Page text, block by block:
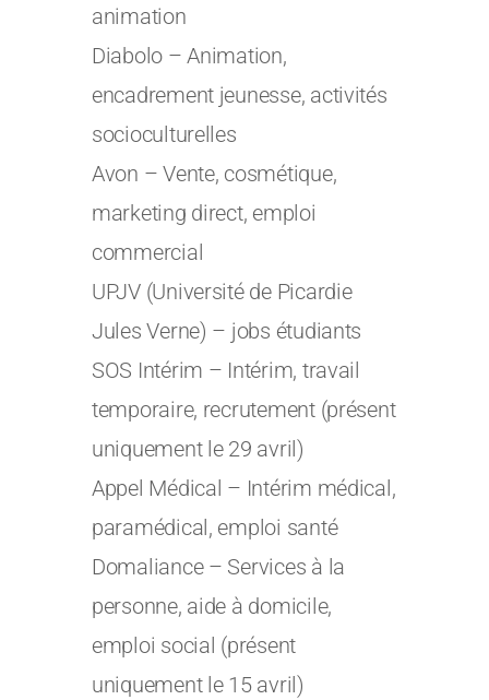
animation
Diabolo – Animation,
encadrement jeunesse, activités
socioculturelles
Avon – Vente, cosmétique,
marketing direct, emploi
commercial
UPJV (Université de Picardie
Jules Verne) – jobs étudiants
SOS Intérim – Intérim, travail
temporaire, recrutement (présent
uniquement le 29 avril)
Appel Médical – Intérim médical,
paramédical, emploi santé
Domaliance – Services à la
personne, aide à domicile,
emploi social (présent
uniquement le 15 avril)